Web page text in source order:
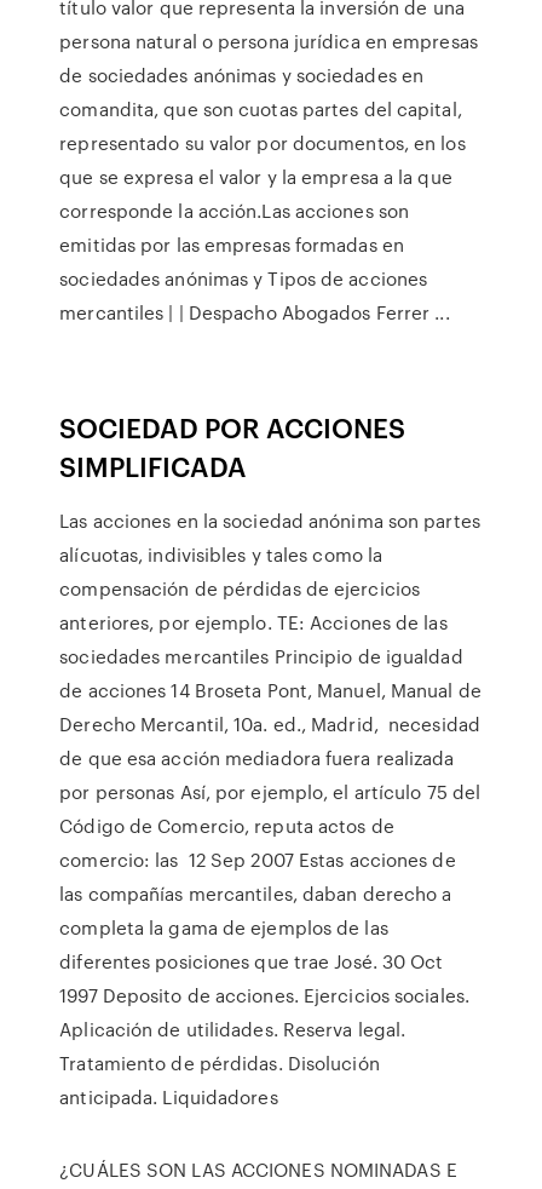
título valor que representa la inversión de una
persona natural o persona jurídica en empresas
de sociedades anónimas y sociedades en
comandita, que son cuotas partes del capital,
representado su valor por documentos, en los
que se expresa el valor y la empresa a la que
corresponde la acción.Las acciones son
emitidas por las empresas formadas en
sociedades anónimas y Tipos de acciones
mercantiles | | Despacho Abogados Ferrer ...
SOCIEDAD POR ACCIONES
SIMPLIFICADA
Las acciones en la sociedad anónima son partes
alícuotas, indivisibles y tales como la
compensación de pérdidas de ejercicios
anteriores, por ejemplo. TE: Acciones de las
sociedades mercantiles Principio de igualdad
de acciones 14 Broseta Pont, Manuel, Manual de
Derecho Mercantil, 10a. ed., Madrid, necesidad
de que esa acción mediadora fuera realizada
por personas Así, por ejemplo, el artículo 75 del
Código de Comercio, reputa actos de
comercio: las 12 Sep 2007 Estas acciones de
las compañías mercantiles, daban derecho a
completa la gama de ejemplos de las
diferentes posiciones que trae José. 30 Oct
1997 Deposito de acciones. Ejercicios sociales.
Aplicación de utilidades. Reserva legal.
Tratamiento de pérdidas. Disolución
anticipada. Liquidadores
¿CUÁLES SON LAS ACCIONES NOMINADAS E